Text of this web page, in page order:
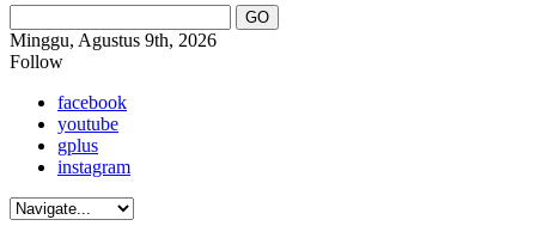
Minggu, Agustus 9th, 2026
Follow
facebook
youtube
gplus
instagram